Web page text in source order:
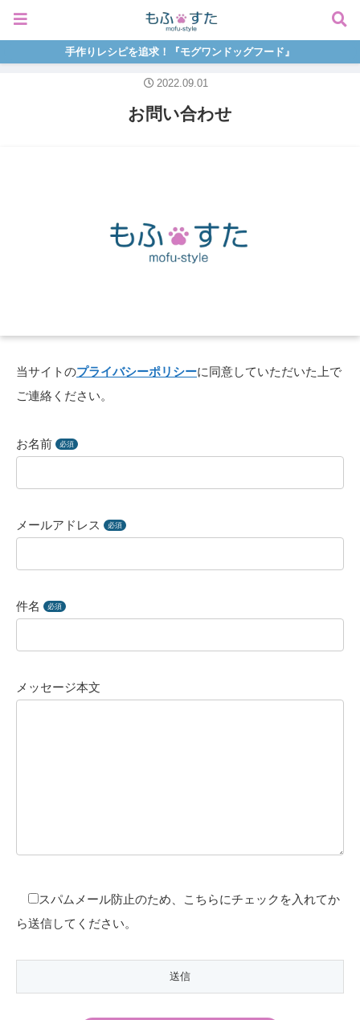
手作りレシピを追求！『モグワンドッグフード』
お問い合わせ
2022.09.01
当サイトのプライバシーポリシーに同意していただいた上で
ご連絡ください。
お名前 必須
メールアドレス 必須
件名 必須
メッセージ本文
スパムメール防止のため、こちらにチェックを入れてか
ら送信してください。